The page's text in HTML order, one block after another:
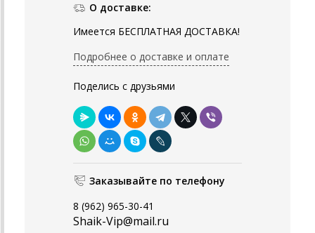
О доставке:
Имеется БЕСПЛАТНАЯ ДОСТАВКА!
Подробнее о доставке и оплате
Поделись с друзьями
Заказывайте по телефону
8 (962) 965-30-41
Shaik-Vip@mail.ru